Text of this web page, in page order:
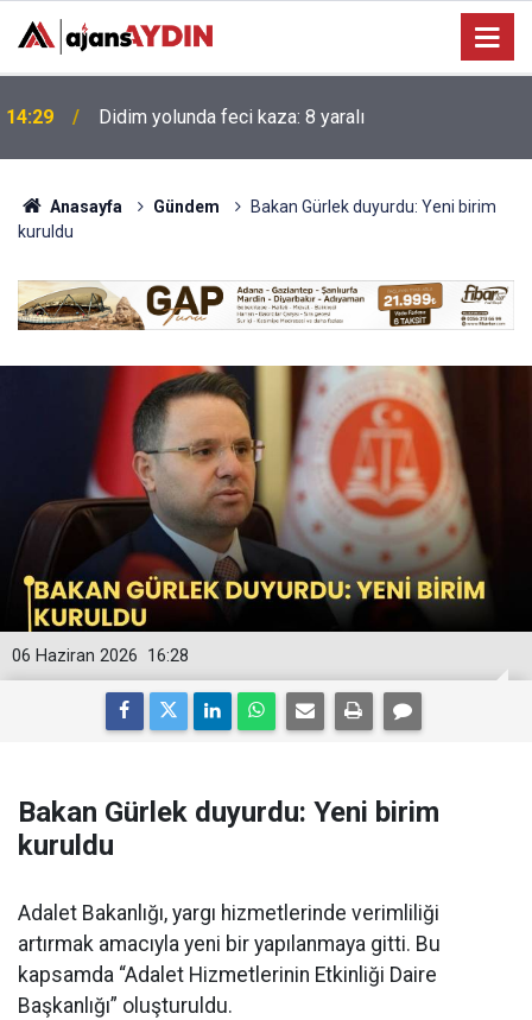
14:08
Manisa'da yolcu otobüsü kamyona çarptı: 1 ölü, 7
yaralı
Anasayfa Gündem
Bakan Gürlek duyurdu: Yeni birim
kuruldu
16:28
06 Haziran 2026
Bakan Gürlek duyurdu: Yeni birim
kuruldu
Adalet Bakanlığı, yargı hizmetlerinde verimliliği
artırmak amacıyla yeni bir yapılanmaya gitti. Bu
kapsamda “Adalet Hizmetlerinin Etkinliği Daire
Başkanlığı” oluşturuldu.